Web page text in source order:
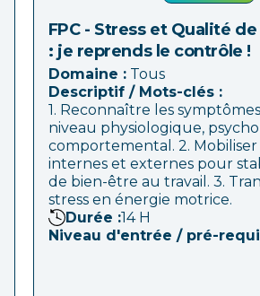
FPC - Stress et Qualité de
: je reprends le contrôle !
Domaine : Tous
Descriptif / Mots-clés :
1. Reconnaître les
niveau physiologique,
comportemental. 2. Mobiliser
internes et externes pour
de bien-être au travail. 3.
stress en énergie motrice.
Durée :14H
Niveau d'entrée / pré-